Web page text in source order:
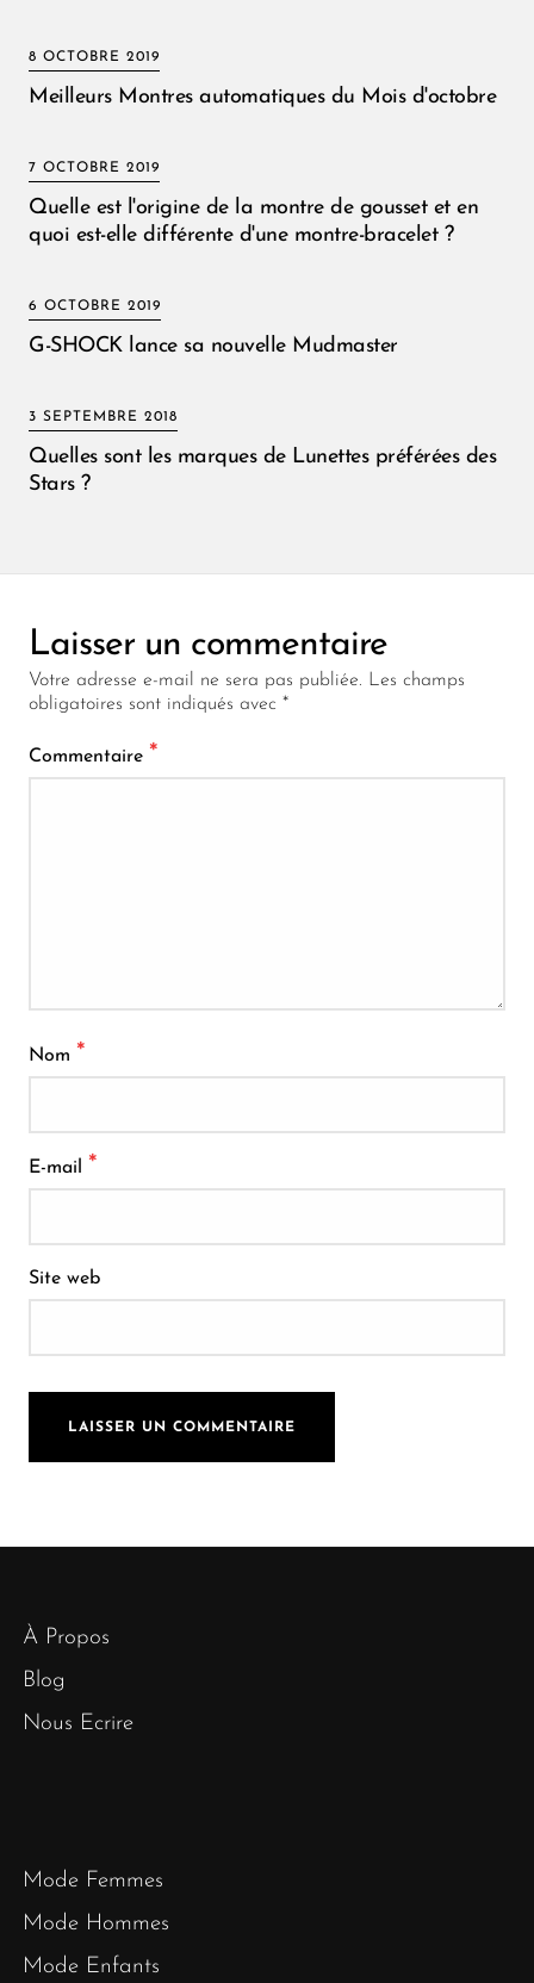
8 OCTOBRE 2019
Meilleurs Montres automatiques du Mois d'octobre
7 OCTOBRE 2019
Quelle est l'origine de la montre de gousset et en
quoi est-elle différente d'une montre-bracelet ?
6 OCTOBRE 2019
G-SHOCK lance sa nouvelle Mudmaster
3 SEPTEMBRE 2018
Quelles sont les marques de Lunettes préférées des
Stars ?
Laisser un commentaire
Votre adresse e-mail ne sera pas publiée. Les champs
obligatoires sont indiqués avec *
Commentaire *
Nom *
E-mail *
Site web
À Propos
Blog
Nous Ecrire
Mode Femmes
Mode Hommes
Mode Enfants